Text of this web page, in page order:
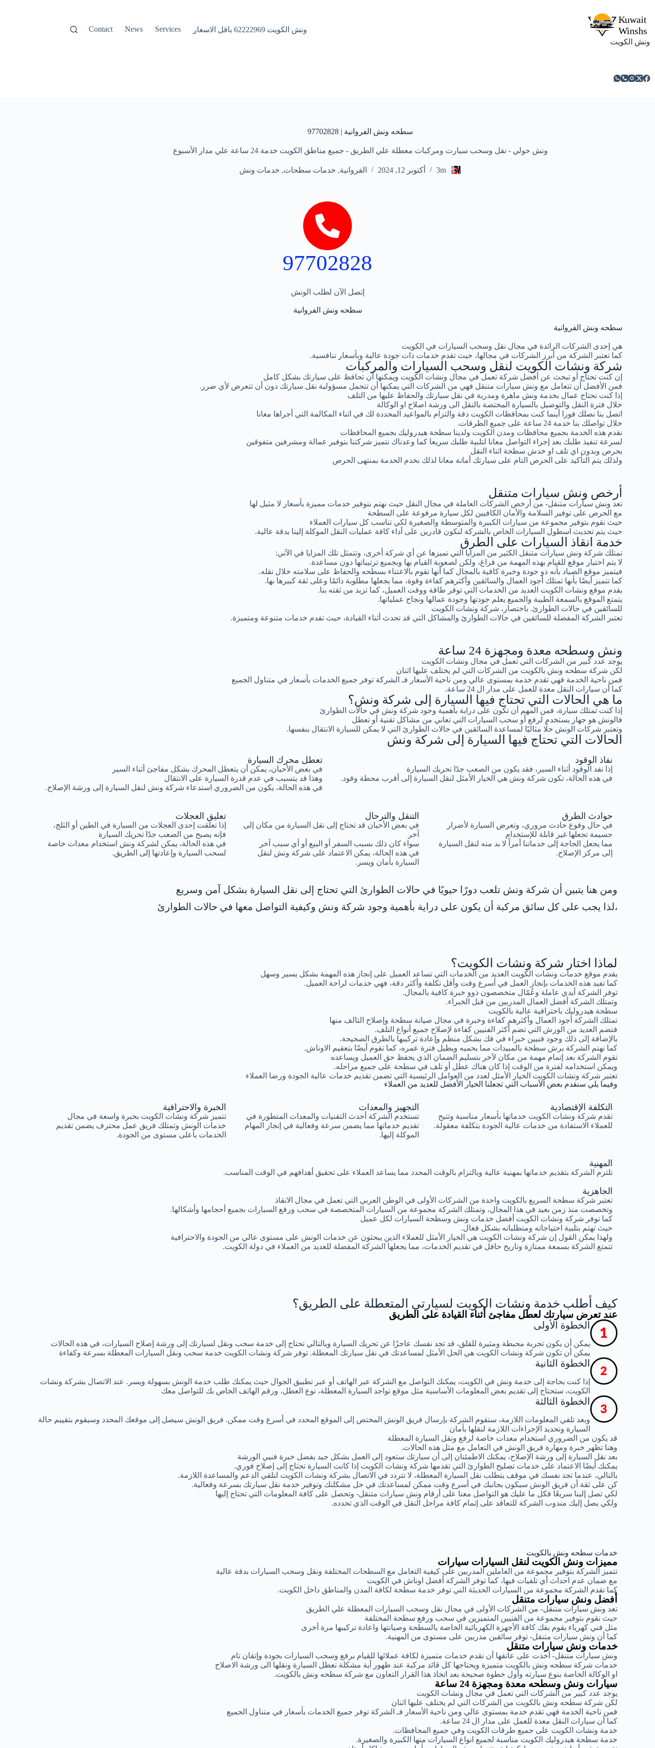
ونش الكويت
ونش الكويت 62222969 باقل الاسعار Services
News
Contact
سطحه ونش الفروانية | 97702828
ونش حولي - نقل وسحب سيارت ومركبات معطلة علي الطريق - جميع مناطق الكويت خدمة 24 ساعة علي مدار الأسبوع
3m أكتوبر 12, 2024 الفروانية, خدمات سطحات, خدمات ونش
97702828
إتصل الآن لطلب الونش
سطحه ونش الفروانية
سطحه ونش الفروانية
هي إحدى الشركات الرائدة في مجال نقل وسحب السيارات في الكويت
كما تعتبر الشركة من أبرز الشركات في مجالها، حيث تقدم خدمات ذات جودة عالية وبأسعار تنافسية.
شركة ونشات الكويت لنقل وسحب السيارات والمركبات
إن كنت تحتاج أو تبحث عن أفضل شركة تعمل في مجال ونشات الكويت ويمكنها أن تحافظ على سيارتك بشكل كامل
فمن الأفضل أن تتعامل مع ونش سيارات متنقل فهي من الشركات التي يمكنها أن تتحمل مسؤولية نقل سيارتك دون أن تتعرض لأي ضرر.
إذا كنت تحتاج عمال بخدمة ونش ماهرة ومدربة في نقل سيارتك والحفاظ عليها من التلف
خلال فترة النقل والتوصيل بالسيارة المختصة بالنقل الى ورشة اصلاح او الوكالة
اتصل بنا نصلك فورا أينما كنت بمحافظات الكويت دقة والتزام بالمواعيد المحددة لك في اثناء المكالمة التي أجراها معانا
خلال تواصلك بنا خدمة 24 ساعة على جميع الطرقات.
نقدم هذه الخدمة بجميع محافظات ومدن الكويت ولدينا سطحة هيدروليك بجميع المحافظات
لسرعة تنفيذ طلبك بعد إجراء التواصل معانا لتلبية طلبك سريعا كما وعدناك نتميز شركتنا بتوفير عمالة ومشرفين متفوقين
بحرص وبدون اي تلف او خدش سطحة اثناء النقل
ولذلك يتم التأكيد على الحرص التام على سيارتك أمانة معانا لذلك نخدم الخدمة بمنتهى الحرص
أرخص ونش سيارات متنقل
تعد ونش سيارات متنقل- من أرخص الشركات العاملة في مجال النقل حيث نهتم بتوفير خدمات مميزة بأسعار لا مثيل لها
مع الحرص على توفير السلامة والأمان الكافيين لكل سيارة مرفوعة على السطحة
حيث نقوم بتوفير مجموعة من سيارات الكبيرة والمتوسطة والصغيرة لكي تناسب كل سيارات العملاء
حيث يتم تحديث اسطول السيارات الخاص بالشركة لنكون قادرين على أداء كافة عمليات النقل الموكلة إلينا بدقة عالية.
خدمة انقاذ السيارات على الطرق
تمتلك شركة ونش سيارات متنقل الكثير من المزايا التي تميزها عن أي شركة أخرى، وتتمثل تلك المزايا في الآتي:
لا يتم اختيار موقع للقيام بهذه المهمة من فراغ، ولكن لصعوبة القيام بها وبجميع ترتيباتها دون مساعدة.
فيتميز موقع الصياد بأنه ذو جودة وخبرة كافية بالمجال كما أنها تقوم بالاعتناء بسطحه والحفاظ على سلامته خلال نقله.
كما تتميز أيضًا بأنها تمتلك أجود العمال والسائقين وأكثرهم كفاءة وقوة، مما يجعلها مطلوبة دائمًا وعلى ثقة كبيرها بها.
يقدم موقع ونشات الكويت العديد من الخدمات التي توفر طاقة ووقت العميل، كما تزيد من ثقته بنا.
يتمتع الموقع بالسمعة الطيبة والجميع يعلم جودتها وجودة عمالها ونجاح عملياتها.
للسائقين في حالات الطوارئ. باختصار، شركة ونشات الكويت
تعتبر الشركة المفضلة للسائقين في حالات الطوارئ والمشاكل التي قد تحدث أثناء القيادة، حيث تقدم خدمات متنوعة ومتميزة.
ونش وسطحه معدة ومجهزة 24 ساعة
يوجد عدد كبير من الشركات التي تعمل في مجال ونشات الكويت
لكن شركة سطحه ونش بالكويت من الشركات التي لم يختلف عليها اثنان
فمن ناحية الخدمة فهي تقدم خدمة بمستوى عالي ومن ناحية الأسعار فـ الشركة توفر جميع الخدمات بأسعار في متناول الجميع
كما أن سيارات النقل معدة للعمل على مدار ال 24 ساعة.
ما هي الحالات التي تحتاج فيها السيارة إلى شركة ونش؟
إذا كنت تمتلك سيارة، فمن المهم أن تكون على دراية بأهمية وجود شركة ونش في حالات الطوارئ
فالونش هو جهاز يستخدم لرفع أو سحب السيارات التي تعاني من مشاكل تقنية أو تعطل
وتعتبر شركات الونش حلًا مثاليًا لمساعدة السائقين في حالات الطوارئ التي لا يمكن للسيارة الانتقال بنفسها.
الحالات التي تحتاج فيها السيارة إلى شركة ونش
تعطل محرك السيارة
في بعض الأحيان، يمكن أن يتعطل المحرك بشكل مفاجئ أثناء السير
وهذا قد يتسبب في عدم قدرة السيارة على الانتقال
في هذه الحالة، يكون من الضروري استدعاء شركة ونش لنقل السيارة إلى ورشة الإصلاح.
نفاذ الوقود
إذا نفد الوقود أثناء السير، فقد يكون من الصعب جدًا تحريك السيارة
في هذه الحالة، تكون شركة ونش هي الخيار الأمثل لنقل السيارة إلى أقرب محطة وقود.
تعليق العجلات
إذا تعلقت إحدى العجلات من السيارة في الطين أو الثلج،
فإنه يصبح من الصعب جدًا تحريك السيارة
في هذه الحالة، يمكن لشركة ونش استخدام معدات خاصة
لسحب السيارة وإعادتها إلى الطريق.
التنقل والترحال
في بعض الأحيان قد تحتاج إلى نقل السيارة من مكان إلى
آخر
سواء كان ذلك بسبب السفر أو البيع أو أي سبب آخر
في هذه الحالة، يمكن الاعتماد على شركة ونش لنقل
السيارة بأمان ويسر.
حوادث الطرق
في حال وقوع حادث مروري، وتعرض السيارة لأضرار
جسيمة تجعلها غير قابلة للإستخدام
مما يجعل الحاجة إلى خدماتنا أمراً لا بد منه لنقل السيارة
إلى مركز الإصلاح.
ومن هنا يتبين أن شركة ونش تلعب دورًا حيويًا في حالات الطوارئ التي تحتاج إلى نقل السيارة بشكل آمن وسريع
،لذا يجب على كل سائق مركبة أن يكون على دراية بأهمية وجود شركة ونش وكيفية التواصل معها في حالات الطوارئ
لماذا اختار شركة ونشات الكويت؟
يقدم موقع خدمات ونشات الكويت العديد من الخدمات التي تساعد العميل على إنجاز هذه المهمة بشكل يسير وسهل
كما تفيد هذه الخدمات بإنجاز العمل في أسرع وقت وأقل تكلفة وأكثر دقة، فهي خدمات لراحة العميل.
توفر الشركة أيدي عاملة وعُمّال متخصصون ذوو خبرة كافية بالمجال.
وتمتلك الشركة أفضل العمال المدربين من قبل الخبراء.
سطحة هيدروليك باحترافية عالية بالكويت
تمتلك الشركة أجود العمال وأكثرهم كفاءة وخبرة في مجال صيانة سطحة وإصلاح التالف منها
فتضم العديد من الورش التي تضم أكثر الفنيين كفاءة لإصلاح جميع أنواع التلف.
بالإضافة إلى ذلك وجود فنيين خبراء في فك بشكل منظم وإعادة تركيبها بالطرق الصحيحة.
كما تهتم الشركة برش سطحة بالمبيدات مما يحميه ويطيل فترة عمره، كما تقوم أيضًا بتعقيم الاوناش.
تقوم الشركة بعد إتمام مهمة من مكان لآخر بتسليم الضمان الذي يحفظ حق العميل ويساعده
ويمكن استخدامه لفترة من الوقت إذا كان هناك عطل أو تلف في سطحة على جميع مراحله.
تعتبر شركة ونشات الكويت الخيار الأمثل لعدد من العوامل الرئيسية التي تضمن تقديم خدمات عالية الجودة ورضا العملاء
وفيما يلي سنقدم بعض الأسباب التي تجعلنا الخيار الأفضل للعديد من العملاء
الخبرة والاحترافية
تتميز شركة ونشات الكويت بخبرة واسعة في مجال
خدمات الونش وتمتلك فريق عمل محترف يضمن تقديم
الخدمات بأعلى مستوى من الجودة.
التجهيز والمعدات
تستخدم الشركة أحدث التقنيات والمعدات المتطورة في
تقديم خدماتها مما يضمن سرعة وفعالية في إنجاز المهام
الموكلة إليها.
التكلفة الإقتصادية
تقدم شركة ونشات الكويت خدماتها بأسعار مناسبة وتتيح
للعملاء الاستفادة من خدمات عالية الجودة بتكلفة معقولة.
المهنية
تلتزم الشركة بتقديم خدماتها بمهنية عالية وبالتزام بالوقت المحدد مما يساعد العملاء على تحقيق أهدافهم في الوقت المناسب.
الجاهزية
تعتبر شركة سطحة السريع بالكويت واحدة من الشركات الأولى في الوطن العربي التي تعمل في مجال الانقاذ
وتخصصت منذ زمن بعيد في هذا المجال، وتمتلك الشركة مجموعة من السيارات المتخصصة في سحب ورفع السيارات بجميع أحجامها وأشكالها.
كما توفر شركة ونشات الكويت أفضل خدمات ونش وسطحة السيارات لكل عميل
حيث تهتم بتلبية احتياجاته ومتطلباته بشكل فعال.
ولهذا يمكن القول إن شركة ونشات الكويت هي الخيار الأمثل للعملاء الذين يبحثون عن خدمات الونش على مستوى عالي من الجودة والاحترافية
تتمتع الشركة بسمعة ممتازة وتاريخ حافل في تقديم الخدمات، مما يجعلها الشركة المفضلة للعديد من العملاء في دولة الكويت.
كيف أطلب خدمة ونشات الكويت لسيارتي المتعطلة على الطريق؟
عند تعرض سيارتك لعطل مفاجئ أثناء القيادة على الطريق
الخطوة الأولى
يمكن أن يكون تجربة محبطة ومثيرة للقلق، قد تجد نفسك عاجزًا عن تحريك السيارة وبالتالي تحتاج إلى خدمة سحب ونقل لسيارتك إلى ورشة إصلاح السيارات، في هذه الحالات
يمكن أن تكون شركة ونشات الكويت هي الحل الأمثل لمساعدتك في نقل سيارتك المعطلة. توفر شركة ونشات الكويت خدمة سحب ونقل السيارات المعطلة بسرعة وكفاءة
الخطوة الثانية
إذا كنت بحاجة إلى خدمة ونش في الكويت، يمكنك التواصل مع الشركة عبر الهاتف أو عبر تطبيق الجوال حيث يمكنك طلب خدمة الونش بسهولة ويسر. عند الاتصال بشركة ونشات
الكويت، ستحتاج إلى تقديم بعض المعلومات الأساسية مثل موقع تواجد السيارة المعطلة، نوع العطل، ورقم الهاتف الخاص بك للتواصل معك
الخطوة الثالثة
وبعد تلقي المعلومات اللازمة، ستقوم الشركة بإرسال فريق الونش المختص إلى الموقع المحدد في أسرع وقت ممكن. فريق الونش سيصل إلى موقعك المحدد وسيقوم بتقييم حالة
السيارة وتحديد الإجراءات اللازمة لنقلها بأمان
قد يكون من الضروري استخدام معدات خاصة لرفع ونقل السيارة المعطلة
وهنا تظهر خبرة ومهارة فريق الونش في التعامل مع مثل هذه الحالات.
بعد نقل السيارة إلى ورشة الإصلاح، يمكنك الاطمئنان إلى أن سيارتك ستعود إلى العمل بشكل جيد بفضل خبرة فنيي الورشة
يمكنك أيضًا الاعتماد على خدمات تصليح الطوارئ التي تقدمها شركة ونشات الكويت إذا كانت السيارة تحتاج إلى إصلاح فوري.
بالتالي، عندما تجد نفسك في موقف يتطلب نقل السيارة المعطلة، لا تتردد في الاتصال بشركة ونشات الكويت لتلقي الدعم والمساعدة اللازمة.
كن على ثقة أن فريق الونش سيكون بجانبك في أسرع وقت ممكن لمساعدتك في حل مشكلتك وتوفير خدمة نقل سيارتك بسرعة وفعالية.
لكي تصل إلينا سريعًا فكل ما عليك هو التواصل معنا على أرقام ونش سيارات متنقل- وتحصل على كافة المعلومات التي تحتاج إليها
ولكي يصل إليك مندوب الشركة للتعاقد على إتمام كافة مراحل النقل في الوقت الذي تحدده.
خدمات سطحه ونش بالكويت
مميزات ونش الكويت لنقل السيارات سيارات
تتميز الشركة بتوفير مجموعة من العاملين المدربين على كيفية التعامل مع السطحات المختلفة ونقل وسحب السيارات بدقة عالية
مع ضمان عدم احداث أي تلفيات فيها، كما توفر الشركة أفضل اوناش في الكويت
كما تقدم الشركة مجموعة من السيارات الحديثة التي توفر خدمة سطحة لكافة المدن والمناطق داخل الكويت.
أفضل ونش سيارات متنقل
تعد ونش سيارات متنقل- من الشركات الأولى في مجال نقل وسحب السيارات المعطلة علي الطريق
حيث نقوم بتوفير مجموعة من الفنيين المتميزين في سحب ورفع سطحة المختلفة
مثل فني كهرباء يقوم بفك كافة الأجهزة الكهربائية الخاصة بالسطحة وصيانتها واعادة تركيبها مرة أخرى
كما أن ونش سيارات متنقل- توفر سائقين مدربين على مستوى من المهنية.
خدمات ونش سيارات متنقل
ونش سيارات متنقل- أخذت على عاتقها أن تقدم خدمات متميزة لكافة عملائها للقيام برفع وسحب السيارات بجودة وإتقان تام
خدمات شركة سطحه ونش بالكويت متميزة ويحتاجها كل قائد مركبة عند ظهور أية مشكلة تعطل السيارة ونقلها الى ورشة الاصلاح
او الوكالة الخاصة بنوع سيارته وأول خطوة صحيحة بعد اتخاذ هذا القرار التعاون مع شركة سطحه ونش بالكويت.
سيارات ونش وسطحه معدة ومجهزة 24 ساعة
يوجد عدد كبير من الشركات التي تعمل في مجال ونشات الكويت
لكن شركة سطحه ونش بالكويت من الشركات التي لم يختلف عليها اثنان
فمن ناحية الخدمة فهي تقدم خدمة بمستوى عالي ومن ناحية الأسعار فـ الشركة توفر جميع الخدمات بأسعار في متناول الجميع
كما أن سيارات النقل معدة للعمل على مدار ال 24 ساعة.
خدمة ونشات الكويت على جميع طرقات الكويت وفي جميع المحافظات.
خدمة سطحة هيدروليك الكويت مناسبة لجميع انواع السيارات منها الكبيرة والصغيرة.